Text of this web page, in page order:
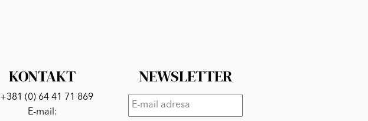
KONTAKT
+381 (0) 64 41 71 869
E-mail:
NEWSLETTER